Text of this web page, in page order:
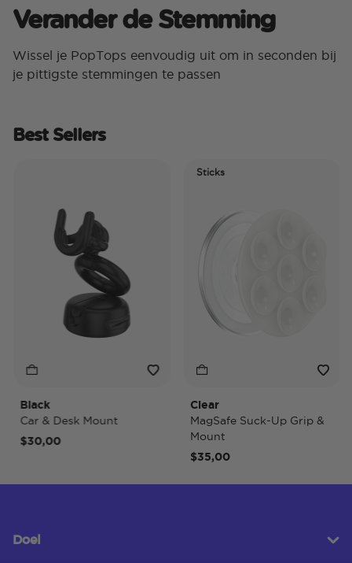
Verander de Stemming
Wissel je PopTops eenvoudig uit om in seconden bij
je pittigste stemmingen te passen
Best Sellers
Black
Car & Desk Mount
$30,00
Sticks
Clear
MagSafe Suck-Up Grip &
Mount
$35,00
Doel